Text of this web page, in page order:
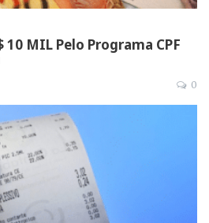
10 MIL Pelo Programa CPF
0